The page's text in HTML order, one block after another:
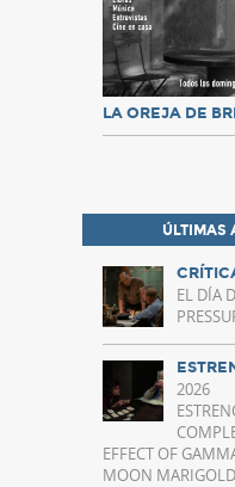
LA OREJA DE
ÚLTIMAS
EL DÍA
2026
EFFECT OF
MOON